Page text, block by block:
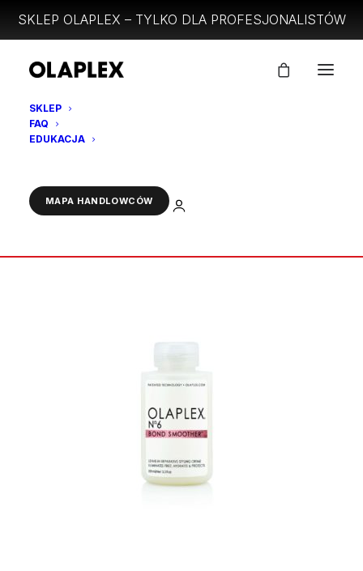
SKLEP OLAPLEX – TYLKO DLA PROFESJONALISTÓW
SKLEP
FAQ
EDUKACJA
MAPA HANDLOWCÓW ZALOGUJ
olaplex-no.6-bond-smoother
olaplex-no.6-bond-smoother